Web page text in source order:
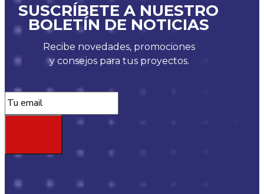
SUSCRÍBETE A NUESTRO
BOLETÍN DE NOTICIAS
Recibe novedades, promociones
y consejos para tus proyectos.